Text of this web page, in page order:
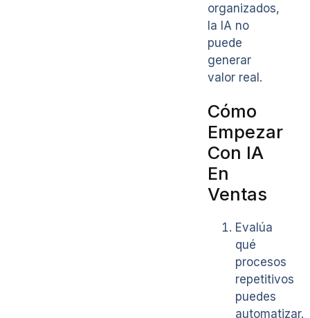
organizados,
la IA no
puede
generar
valor real.
Cómo
Empezar
Con IA
En
Ventas
Evalúa
qué
procesos
repetitivos
puedes
automatizar.